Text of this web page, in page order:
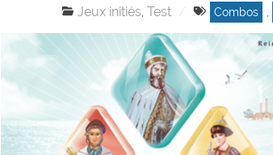
Jeux initiés Test Combos